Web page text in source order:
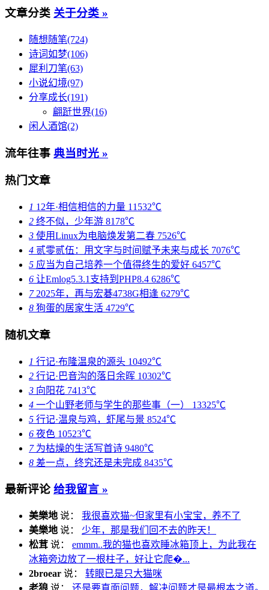
文章分类 关于分类 »
随想随笔(724)
诗词如梦(106)
犀利刀笔(63)
小说幻境(97)
分享成长(191)
翩跹世界(16)
闲人酒馆(2)
流年往事 典当时光 »
热门文章
1 12年·相信相信的力量 11532℃
2 终不似，少年游 8178℃
3 使用Linux为电脑焕发第二春 7526℃
4 贰零贰伍：用文字与时间赋予未来与成长 7076℃
5 应当为自己培养一个值得终生的爱好 6457℃
6 让Emlog5.3.1支持到PHP8.4 6286℃
72025年，再与宏碁4738G相逢 6279℃
8 狗蛋的居家生活 4729℃
随机文章
1 行记·布隆温泉的源头 10492℃
2 行记·巴音沟的落日余晖 10302℃
3 向阳花 7413℃
4 一个山野老师与学生的那些事（一） 13325℃
5 行记·温泉与鸡，虾尾与景 8524℃
6 夜色 10523℃
7为枯燥的生活写首诗 9480℃
8 差一点，终究还是未完成 8435℃
最新评论 给我留言 »
美樂地 说： 我很喜欢猫~但家里有小宝宝，养不了
美樂地 说： 少年，那是我们回不去的昨天！
松茸 说： emmm..我的猫也喜欢睡冰箱顶上，为此我在
冰箱旁边放了一根柱子，好让它爬�...
2broear 说： 转眼已是只大猫咪
老狼 说： 还是要直面问题，解决问题才是最根本之道。